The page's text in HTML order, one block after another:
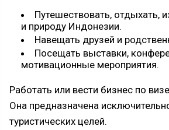
Путешествовать, отдыхать,
и природу Индонезии.
Навещать друзей и
Посещать выставки,
мотивационные мероприятия.
Работать или вести бизнес по
Она предназначена
туристических целей.